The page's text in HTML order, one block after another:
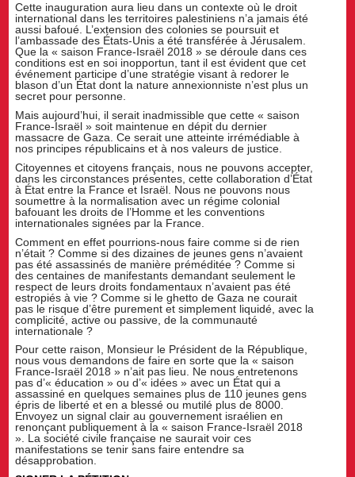
Cette inauguration aura lieu dans un contexte où le droit
international dans les territoires palestiniens n’a jamais été
aussi bafoué. L’extension des colonies se poursuit et
l’ambassade des États-Unis a été transférée à Jérusalem.
Que la « saison France-Israël 2018 » se déroule dans ces
conditions est en soi inopportun, tant il est évident que cet
événement participe d’une stratégie visant à redorer le
blason d’un État dont la nature annexionniste n’est plus un
secret pour personne.
Mais aujourd’hui, il serait inadmissible que cette « saison
France-Israël » soit maintenue en dépit du dernier
massacre de Gaza. Ce serait une atteinte irrémédiable à
nos principes républicains et à nos valeurs de justice.
Citoyennes et citoyens français, nous ne pouvons accepter,
dans les circonstances présentes, cette collaboration d’État
à État entre la France et Israël. Nous ne pouvons nous
soumettre à la normalisation avec un régime colonial
bafouant les droits de l’Homme et les conventions
internationales signées par la France.
Comment en effet pourrions-nous faire comme si de rien
n’était ? Comme si des dizaines de jeunes gens n’avaient
pas été assassinés de manière préméditée ? Comme si
des centaines de manifestants demandant seulement le
respect de leurs droits fondamentaux n’avaient pas été
estropiés à vie ? Comme si le ghetto de Gaza ne courait
pas le risque d’être purement et simplement liquidé, avec la
complicité, active ou passive, de la communauté
internationale ?
Pour cette raison, Monsieur le Président de la République,
nous vous demandons de faire en sorte que la « saison
France-Israël 2018 » n’ait pas lieu. Ne nous entretenons
pas d’« éducation » ou d’« idées » avec un État qui a
assassiné en quelques semaines plus de 110 jeunes gens
épris de liberté et en a blessé ou mutilé plus de 8000.
Envoyez un signal clair au gouvernement israélien en
renonçant publiquement à la « saison France-Israël 2018
». La société civile française ne saurait voir ces
manifestations se tenir sans faire entendre sa
désapprobation.